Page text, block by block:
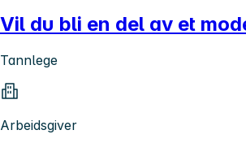
Vil du bli en del av et
Tannlege
Arbeidsgiver